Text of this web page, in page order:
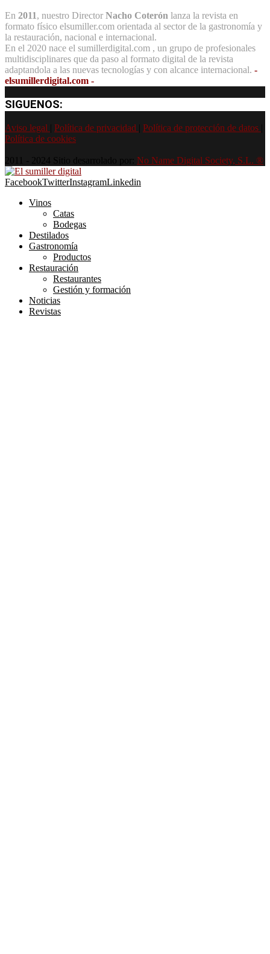
En 2011, nuestro Director Nacho Coterón lanza la revista en
formato físico elsumiller.com orientada al sector de la gastronomía y
la restauración, nacional e internacional.
En el 2020 nace el sumillerdigital.com , un grupo de profesionales
multidisciplinares que da paso al formato digital de la revista
adaptandola a las nuevas tecnologías y con alcance internacional. -
elsumillerdigital.com -
SIGUENOS:
Aviso legal Política de privacidad Política de protección de datos
Política de cookies
2011 - 2024 Sitio desarrolado por: No Name Digital Society, S.L. ®
FacebookTwitterInstagramLinkedin
Vinos
Catas
Bodegas
Destilados
Gastronomía
Productos
Restauración
Restaurantes
Gestión y formación
Noticias
Revistas